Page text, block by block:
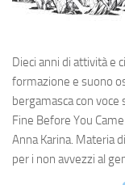
Dieci anni di attività e
formazione e suono
bergamasca con
Fine Before You
Anna Karina. Materia
per i non avvezzi al